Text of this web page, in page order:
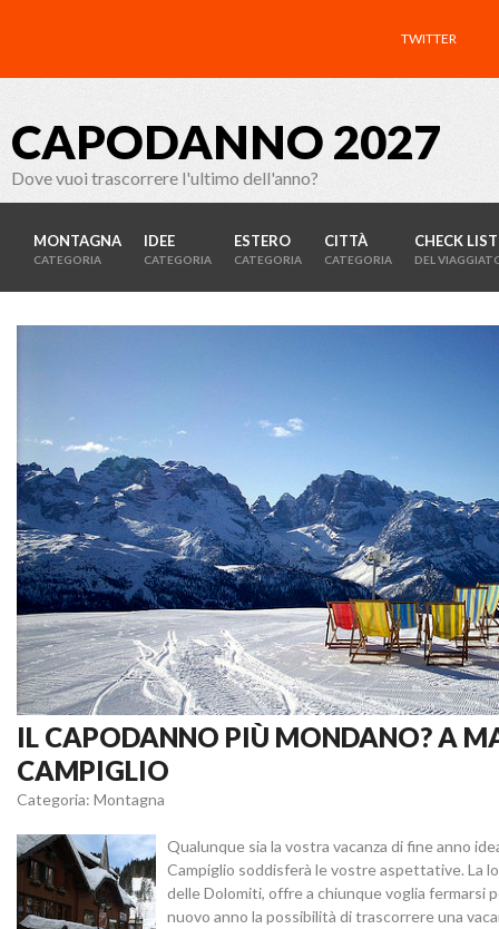
TWITTER
CAPODANNO 2027
Dove vuoi trascorrere l'ultimo dell'anno?
MONTAGNA
CATEGORIA
IDEE
CATEGORIA
ESTERO
CATEGORIA
CITTÀ
CATEGORIA
CHECK LIST
DEL
IL CAPODANNO PIÙ MONDANO? A
CAMPIGLIO
Categoria: Montagna
Qualunque sia la vostra vacanza di fine anno
Campiglio soddisferà le vostre aspettative. La
delle Dolomiti, offre a chiunque voglia fermarsi
nuovo anno la possibilità di trascorrere una